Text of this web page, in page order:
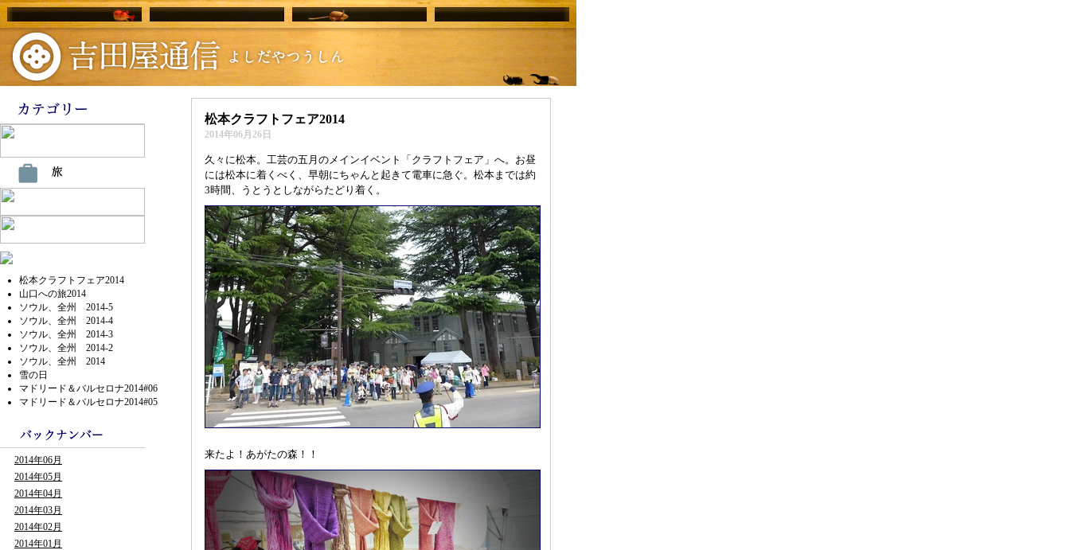
松本クラフトフェア2014
山口への旅2014
ソウル、全州 2014-5
ソウル、全州 2014-4
ソウル、全州 2014-3
ソウル、全州 2014-2
ソウル、全州 2014
雪の日
マドリード＆バルセロナ2014#06
マドリード＆バルセロナ2014#05
2014年06月
2014年05月
2014年04月
2014年03月
2014年02月
2014年01月
松本クラフトフェア2014
2014年06月26日
久々に松本。工芸の五月のメインイベント「クラフトフェア」へ。お昼
には松本に着くべく、早朝にちゃんと起きて電車に急ぐ。松本までは約
3時間、うとうとしながらたどり着く。
来たよ！あがたの森！！